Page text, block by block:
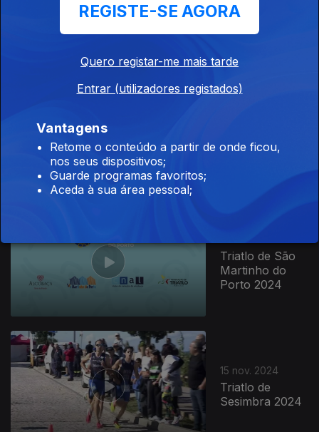
Duatlo de
Grândola 2025
Arronches
Triatlo de São
Martinho do
Porto 2024
15 nov. 2024
Triatlo de
Sesimbra 2024
REGISTE-SE AGORA
Quero registar-me mais tarde
Entrar (utilizadores registados)
Vantagens
Retome o conteúdo a partir de onde ficou,
nos seus dispositivos;
Guarde programas favoritos;
Aceda à sua área pessoal;